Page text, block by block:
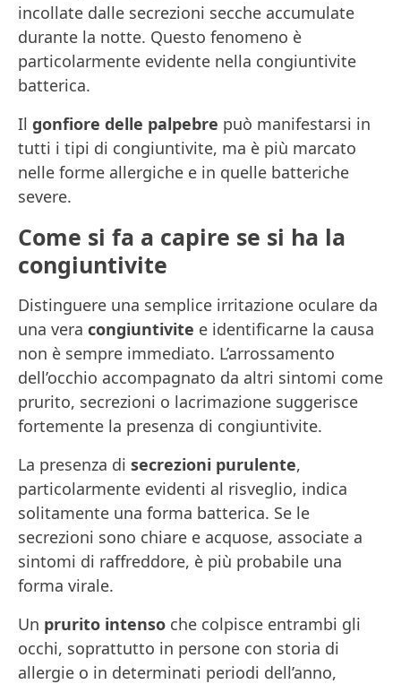
incollate dalle secrezioni secche accumulate
durante la notte. Questo fenomeno è
particolarmente evidente nella congiuntivite
batterica.
Il gonfiore delle palpebre può manifestarsi in
tutti i tipi di congiuntivite, ma è più marcato
nelle forme allergiche e in quelle batteriche
severe.
Come si fa a capire se si ha la
congiuntivite
Distinguere una semplice irritazione oculare da
una vera congiuntivite e identificarne la causa
non è sempre immediato. L’arrossamento
dell’occhio accompagnato da altri sintomi come
prurito, secrezioni o lacrimazione suggerisce
fortemente la presenza di congiuntivite.
La presenza di secrezioni purulente,
particolarmente evidenti al risveglio, indica
solitamente una forma batterica. Se le
secrezioni sono chiare e acquose, associate a
sintomi di raffreddore, è più probabile una
forma virale.
Un prurito intenso che colpisce entrambi gli
occhi, soprattutto in persone con storia di
allergie o in determinati periodi dell’anno,